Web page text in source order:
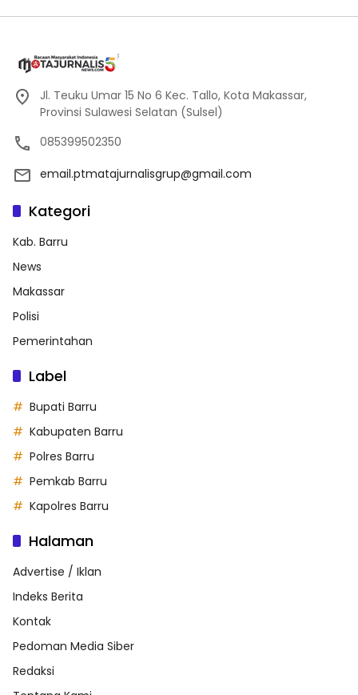
Jl. Teuku Umar 15 No 6 Kec. Tallo, Kota Makassar,
Provinsi Sulawesi Selatan (Sulsel)
085399502350
email.ptmatajurnalisgrup@gmail.com
Kategori
Kab. Barru
News
Makassar
Polisi
Pemerintahan
Label
Bupati Barru
Kabupaten Barru
Polres Barru
Pemkab Barru
Kapolres Barru
Halaman
Advertise / Iklan
Indeks Berita
Kontak
Pedoman Media Siber
Redaksi